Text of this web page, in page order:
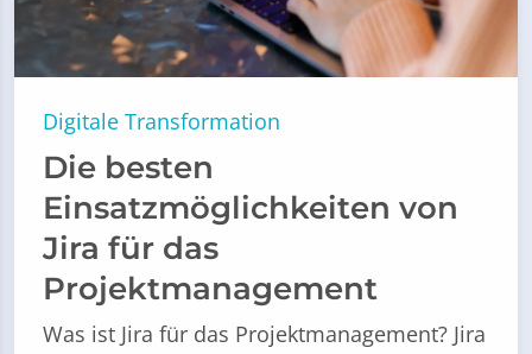
Digitale Transformation
Die besten
Einsatzmöglichkeiten von
Jira für das
Projektmanagement
Was ist Jira für das Projektmanagement? Jira